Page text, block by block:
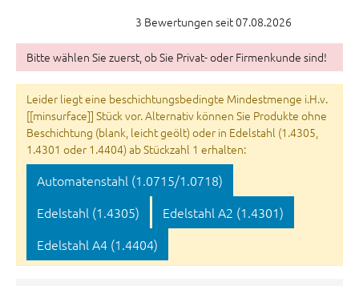
3 Bewertungen seit 07.08.2026
Bitte wählen Sie zuerst, ob Sie Privat- oder Firmenkunde sind!
Leider liegt eine beschichtungsbedingte Mindestmenge i.H.v.
[[minsurface]] Stück vor. Alternativ können Sie Produkte ohne
Beschichtung (blank, leicht geölt) oder in Edelstahl (1.4305,
1.4301 oder 1.4404) ab Stückzahl 1 erhalten:
Automatenstahl (1.0715/1.0718)
Edelstahl (1.4305)
Edelstahl A2 (1.4301)
Edelstahl A4 (1.4404)